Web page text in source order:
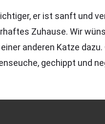
er ist sanft und
Zuhause. Wir
anderen Katze
gechippt und